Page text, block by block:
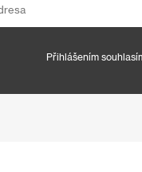
Přihlášením